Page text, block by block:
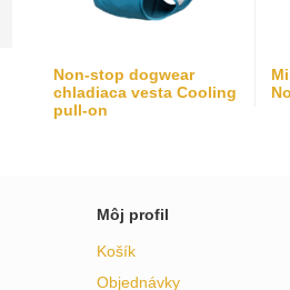
Non-stop dogwear
chladiaca vesta Cooling
pull-on
Môj profil
Košík
Objednávky